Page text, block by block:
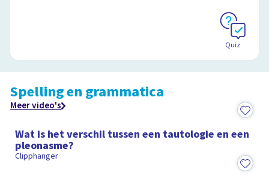
Quiz
Spelling en grammatica
Meer video's
Wat is het verschil tussen een tautologie en een
pleonasme?
Clipphanger